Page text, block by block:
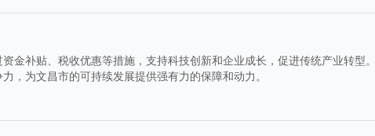
金补贴、税收优惠等措施，支持科技创新和企业成长，促进传统产业转型
，为文昌市的可持续发展提供强有力的保障和动力。